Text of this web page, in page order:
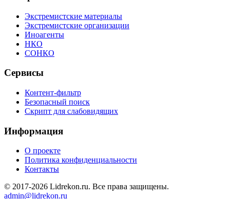
Экстремистские материалы
Экстремистские организации
Иноагенты
НКО
СОНКО
Сервисы
Контент-фильтр
Безопасный поиск
Скрипт для слабовидящих
Информация
О проекте
Политика конфиденциальности
Контакты
© 2017-2026 Lidrekon.ru. Все права защищены.
admin@lidrekon.ru